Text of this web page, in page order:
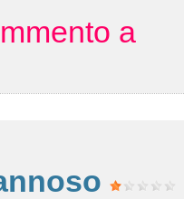
a